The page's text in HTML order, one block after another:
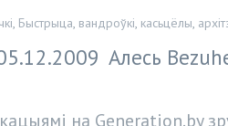
, Быстрыца, вандроўкі, касьцёлы,
Алесь
на Generation.by